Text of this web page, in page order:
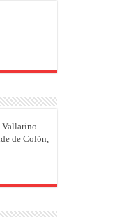
Vallarino
de Colón,